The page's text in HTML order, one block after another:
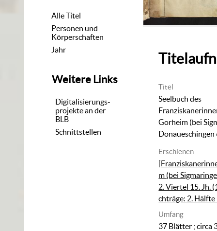
Alle Titel
Personen und
Körperschaften
Jahr
Weitere Links
Digitalisierungs-
projekte an der
BLB
Schnittstellen
Titel
Seelbuch des
Gorheim (bei
Donaueschingen
Erschienen
m (bei
2. Viertel 15. Jh.
chträge: 2. Hälfte
Umfang
37 Blätter ; circa